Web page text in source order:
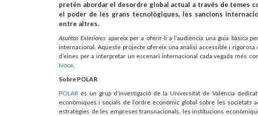
pretén abordar el desordre global actual a través de temes
el poder de les grans tecnològiques, les sancions
entre altres.
Asuntos Exteriores apareix per a oferir-li a l’audiència una guia bàsica
internacional. Aqueste projecte ofereix una anàlisi accessible i rigorosa
d’eines per a interpretar un escenari internacional cada vegada més
Ivoox.
Sobre POLAR
POLAR és un grup d’investigació de la Universitat de València
econòmiques i socials de l’ordre econòmic global sobre les societats
estratègies de les empreses transnacionals, les institucions